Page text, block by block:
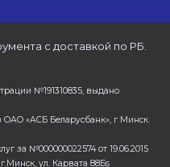
с доставкой по РБ.
№191310835, выдано
ОАО «АСБ Беларусбанк», г Минск.
за №000000022574 от 19.06.2015
ул. Карвата 88Бs